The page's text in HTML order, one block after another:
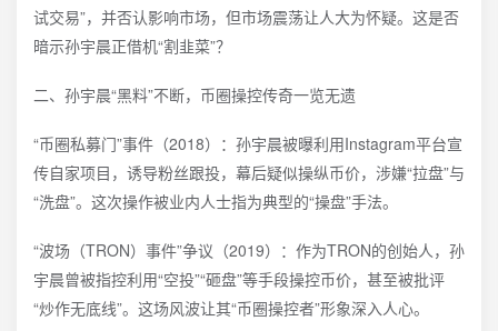
试交易”，并否认影响市场，但市场震荡让人大为怀疑。这是否
暗示孙宇晨正借机“割韭菜”？
二、孙宇晨“黑料”不断，币圈操控传奇一览无遗
“币圈私募门”事件（2018）：孙宇晨被曝利用Instagram平台宣
传自家项目，诱导粉丝跟投，幕后疑似操纵币价，涉嫌“拉盘”与
“洗盘”。这次操作被业内人士指为典型的“操盘”手法。
“波场（TRON）事件”争议（2019）：作为TRON的创始人，孙
宇晨曾被指控利用“空投”“砸盘”等手段操控币价，甚至被批评
“炒作无底线”。这场风波让其“币圈操控者”形象深入人心。